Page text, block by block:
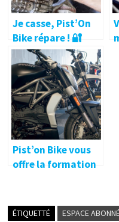
Je casse, Pist’On
Bike répare ! 🔐
Pist’on Bike vous
offre la formation
ÉTIQUETTÉ ESPACE